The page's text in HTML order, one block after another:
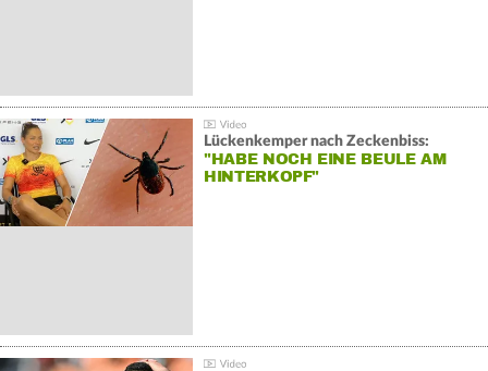
Lückenkemper nach Zeckenbiss:
"HABE NOCH EINE BEULE AM
HINTERKOPF"